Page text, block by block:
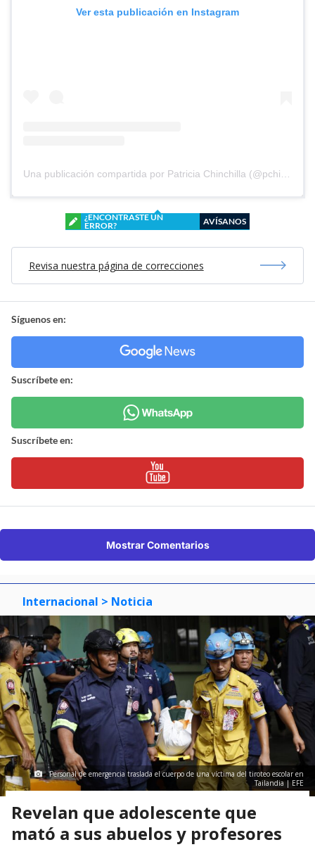
Ver esta publicación en Instagram
¿ENCONTRASTE UN
ERROR?
AVÍSANOS
Revisa nuestra página de correcciones
Síguenos en:
Suscríbete en:
Suscríbete en:
Mostrar Comentarios
Internacional > Noticia
Personal de emergencia traslada el cuerpo de una víctima del tiroteo escolar en
Tailandia | EFE
Revelan que adolescente que
mató a sus abuelos y profesores